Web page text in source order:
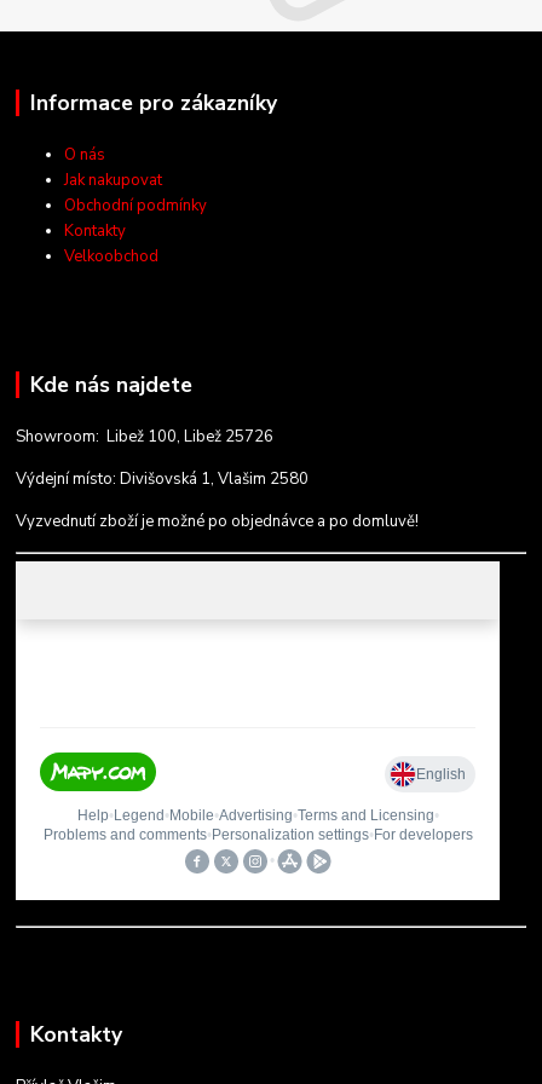
Informace pro zákazníky
O nás
Jak nakupovat
Obchodní podmínky
Kontakty
Velkoobchod
Kde nás najdete
Showroom: Libež 100, Libež 25726
Výdejní místo: Divišovská 1, Vlašim 2580
Vyzvednutí zboží je možné po objednávce a po domluvě!
Kontakty